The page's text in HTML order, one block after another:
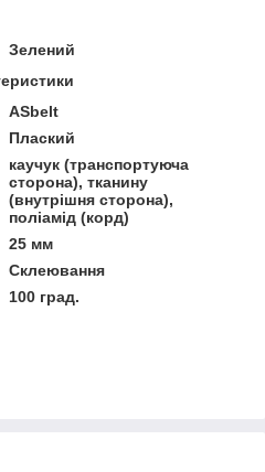
Зелений
ASbelt
Плаский
каучук (транспортуюча
сторона), тканину
(внутрішня сторона),
поліамід (корд)
25 мм
Склеювання
100 град.